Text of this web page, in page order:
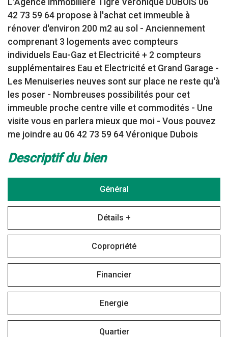
L'Agence Immobiliere Tigre Véronique DUBOIS 06
42 73 59 64 propose à l'achat cet immeuble à
rénover d'environ 200 m2 au sol - Anciennement
comprenant 3 logements avec compteurs
individuels Eau-Gaz et Electricité + 2 compteurs
supplémentaires Eau et Electricité et Grand Garage -
Les Menuiseries neuves sont sur place ne reste qu'à
les poser - Nombreuses possibilités pour cet
immeuble proche centre ville et commodités - Une
visite vous en parlera mieux que moi - Vous pouvez
me joindre au 06 42 73 59 64 Véronique Dubois
descriptif du bien
Général
Détails +
Copropriété
Financier
Energie
Quartier